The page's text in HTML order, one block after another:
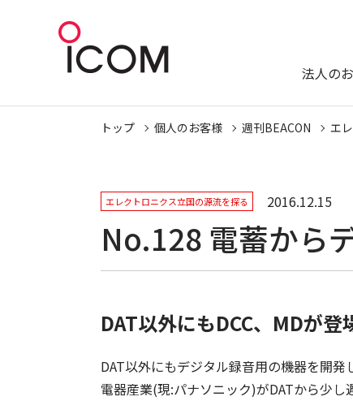
法人の
トップ 個人のお客様 週刊BEACON エ
エレクトロニクス立国の源流を探る 2016.12.15
No.128 電蓄から
DAT以外にもDCC、MDが登
DAT以外にもデジタル録音用の機器を開
電器産業(現:パナソニック)がDATから少